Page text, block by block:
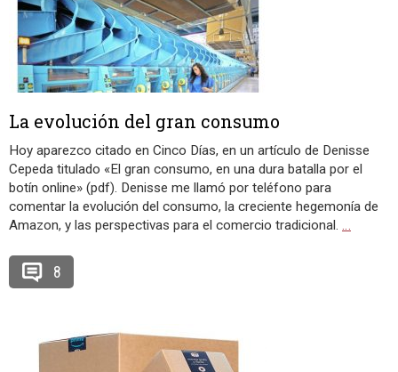
La evolución del gran consumo
Hoy aparezco citado en Cinco Días, en un artículo de Denisse
Cepeda titulado «El gran consumo, en una dura batalla por el
botín online» (pdf). Denisse me llamó por teléfono para
comentar la evolución del consumo, la creciente hegemonía de
Amazon, y las perspectivas para el comercio tradicional. …
8